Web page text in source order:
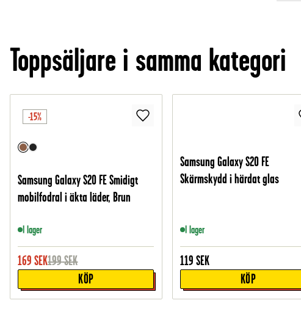
Toppsäljare i samma kategori
-15%
Samsung Galaxy S20 FE Smidigt
mobilfodral i äkta läder, Brun
I lager
169 SEK199SEK
KÖP
Samsung Galaxy S20 FE
Skärmskydd i härdat glas
I lager
119 SEK
KÖP